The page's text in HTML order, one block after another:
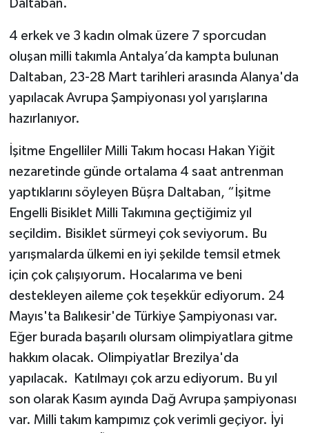
Daltaban.
4 erkek ve 3 kadın olmak üzere 7 sporcudan
oluşan milli takımla Antalya’da kampta bulunan
Daltaban, 23-28 Mart tarihleri arasında Alanya'da
yapılacak Avrupa Şampiyonası yol yarışlarına
hazırlanıyor.
İşitme Engelliler Milli Takım hocası Hakan Yiğit
nezaretinde günde ortalama 4 saat antrenman
yaptıklarını söyleyen Büşra Daltaban, “İşitme
Engelli Bisiklet Milli Takımına geçtiğimiz yıl
seçildim. Bisiklet sürmeyi çok seviyorum. Bu
yarışmalarda ülkemi en iyi şekilde temsil etmek
için çok çalışıyorum. Hocalarıma ve beni
destekleyen aileme çok teşekkür ediyorum. 24
Mayıs'ta Balıkesir'de Türkiye Şampiyonası var.
Eğer burada başarılı olursam olimpiyatlara gitme
hakkım olacak. Olimpiyatlar Brezilya'da
yapılacak. Katılmayı çok arzu ediyorum. Bu yıl
son olarak Kasım ayında Dağ Avrupa şampiyonası
var. Milli takım kampımız çok verimli geçiyor. İyi